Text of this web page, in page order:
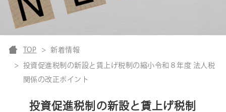
TOP 新着情報
投資促進税制の新設と賃上げ税制の縮小令和８年度 法人税
関係の改正ポイント
投資促進税制の新設と賃上げ税制